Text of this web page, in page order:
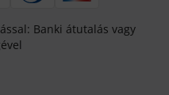
Banki átutalás vagy